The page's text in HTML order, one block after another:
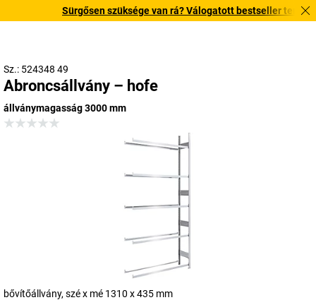
Sürgősen szüksége van rá? Válogatott bestseller
Sz.: 524348 49
Abroncsállvány – hofe
állványmagasság 3000 mm
bővítőállvány, szé x mé 1310 x 435 mm